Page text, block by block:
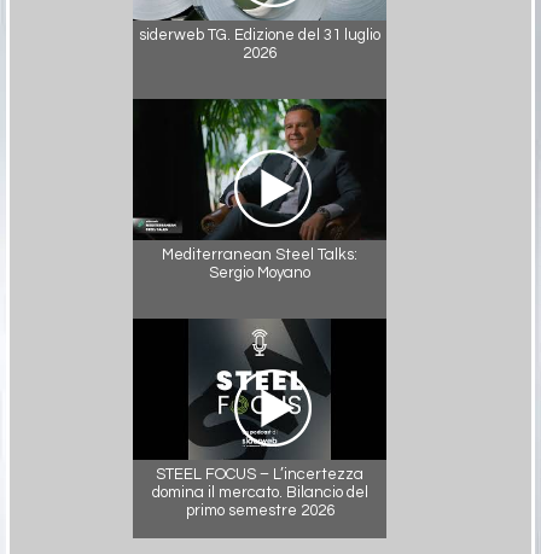
siderweb TG. Edizione del 31 luglio
2026
Mediterranean Steel Talks:
Sergio Moyano
STEEL FOCUS – L’incertezza
domina il mercato. Bilancio del
primo semestre 2026